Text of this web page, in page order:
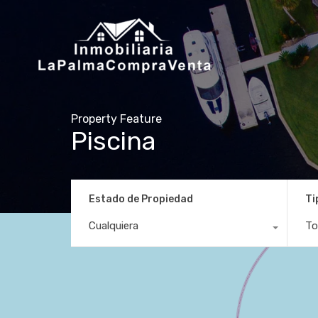
Property Feature
Piscina
Estado de Propiedad
Cualquiera